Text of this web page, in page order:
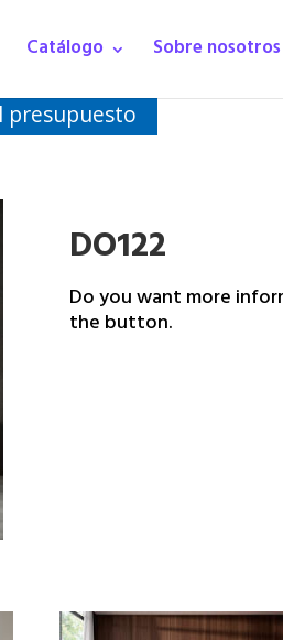
Catálogo Sobre nosotros
presupuesto
DO122
Do you want more
the button.